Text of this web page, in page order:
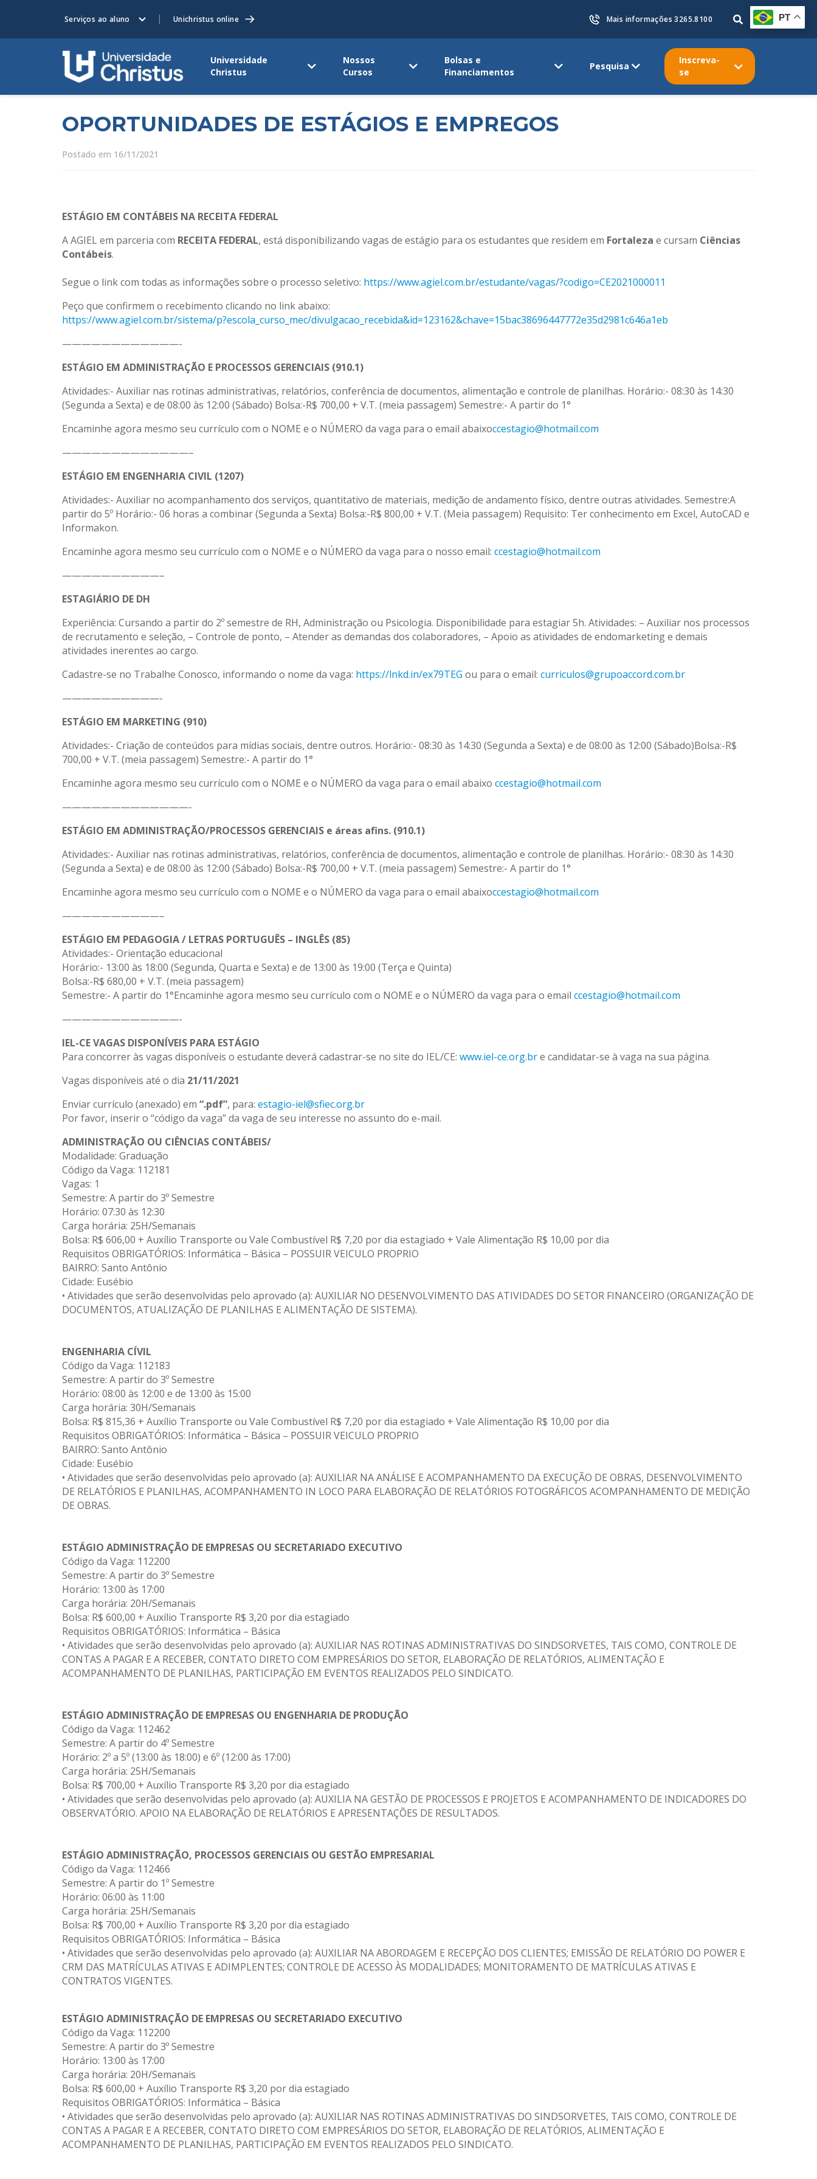
Serviços ao aluno Unichristus online Mais informações 3265.8100
Universidade
Christus
Nossos
Cursos
Bolsas e
Financiamentos
Pesquisa
Inscreva-
se
OPORTUNIDADES DE ESTÁGIOS E EMPREGOS
Postado em 16/11/2021
ESTÁGIO EM CONTÁBEIS NA RECEITA FEDERAL
A AGIEL em parceria com RECEITA FEDERAL, está disponibilizando vagas de estágio para os estudantes que residem em Fortaleza e cursam Ciências
Contábeis.
Segue o link com todas as informações sobre o processo seletivo: https://www.agiel.com.br/estudante/vagas/?codigo=CE2021000011
Peço que confirmem o recebimento clicando no link abaixo:
https://www.agiel.com.br/sistema/p?escola_curso_mec/divulgacao_recebida&id=123162&chave=15bac38696447772e35d2981c646a1eb
————————————-
ESTÁGIO EM ADMINISTRAÇÃO E PROCESSOS GERENCIAIS (910.1)
Atividades:- Auxiliar nas rotinas administrativas, relatórios, conferência de documentos, alimentação e controle de planilhas. Horário:- 08:30 às 14:30
(Segunda a Sexta) e de 08:00 às 12:00 (Sábado) Bolsa:-R$ 700,00 + V.T. (meia passagem) Semestre:- A partir do 1°
Encaminhe agora mesmo seu currículo com o NOME e o NÚMERO da vaga para o email abaixoccestagio@hotmail.com
—————————————–
ESTÁGIO EM ENGENHARIA CIVIL (1207)
Atividades:- Auxiliar no acompanhamento dos serviços, quantitativo de materiais, medição de andamento físico, dentre outras atividades. Semestre:A
partir do 5º Horário:- 06 horas a combinar (Segunda a Sexta) Bolsa:-R$ 800,00 + V.T. (Meia passagem) Requisito: Ter conhecimento em Excel, AutoCAD e
Informakon.
Encaminhe agora mesmo seu currículo com o NOME e o NÚMERO da vaga para o nosso email: ccestagio@hotmail.com
——————————–
ESTAGIÁRIO DE DH
Experiência: Cursando a partir do 2º semestre de RH, Administração ou Psicologia. Disponibilidade para estagiar 5h. Atividades: – Auxiliar nos processos
de recrutamento e seleção, – Controle de ponto, – Atender as demandas dos colaboradores, – Apoio as atividades de endomarketing e demais
atividades inerentes ao cargo.
Cadastre-se no Trabalhe Conosco, informando o nome da vaga: https://lnkd.in/ex79TEG ou para o email: curriculos@grupoaccord.com.br
——————————-
ESTÁGIO EM MARKETING (910)
Atividades:- Criação de conteúdos para mídias sociais, dentre outros. Horário:- 08:30 às 14:30 (Segunda a Sexta) e de 08:00 às 12:00 (Sábado)Bolsa:-R$
700,00 + V.T. (meia passagem) Semestre:- A partir do 1°
Encaminhe agora mesmo seu currículo com o NOME e o NÚMERO da vaga para o email abaixo ccestagio@hotmail.com
—————————————-
ESTÁGIO EM ADMINISTRAÇÃO/PROCESSOS GERENCIAIS e áreas afins. (910.1)
Atividades:- Auxiliar nas rotinas administrativas, relatórios, conferência de documentos, alimentação e controle de planilhas. Horário:- 08:30 às 14:30
(Segunda a Sexta) e de 08:00 às 12:00 (Sábado) Bolsa:-R$ 700,00 + V.T. (meia passagem) Semestre:- A partir do 1°
Encaminhe agora mesmo seu currículo com o NOME e o NÚMERO da vaga para o email abaixoccestagio@hotmail.com
——————————–
ESTÁGIO EM PEDAGOGIA / LETRAS PORTUGUÊS – INGLÊS (85)
Atividades:- Orientação educacional
Horário:- 13:00 às 18:00 (Segunda, Quarta e Sexta) e de 13:00 às 19:00 (Terça e Quinta)
Bolsa:-R$ 680,00 + V.T. (meia passagem)
Semestre:- A partir do 1°Encaminhe agora mesmo seu currículo com o NOME e o NÚMERO da vaga para o email ccestagio@hotmail.com
————————————-
IEL-CE VAGAS DISPONÍVEIS PARA ESTÁGIO
Para concorrer às vagas disponíveis o estudante deverá cadastrar-se no site do IEL/CE: www.iel-ce.org.bre candidatar-se à vaga na sua página.
Vagas disponíveis até o dia 21/11/2021
Enviar currículo (anexado) em “.pdf”, para: estagio-iel@sfiec.org.br
Por favor, inserir o “código da vaga” da vaga de seu interesse no assunto do e-mail.
ADMINISTRAÇÃO OU CIÊNCIAS CONTÁBEIS/
Modalidade: Graduação
Código da Vaga: 112181
Vagas: 1
Semestre: A partir do 3º Semestre
Horário: 07:30 às 12:30
Carga horária: 25H/Semanais
Bolsa: R$ 606,00 + Auxílio Transporte ou Vale Combustível R$ 7,20 por dia estagiado + Vale Alimentação R$ 10,00 por dia
Requisitos OBRIGATÓRIOS: Informática – Básica – POSSUIR VEICULO PROPRIO
BAIRRO: Santo Antônio
Cidade: Eusébio
• Atividades que serão desenvolvidas pelo aprovado (a): AUXILIAR NO DESENVOLVIMENTO DAS ATIVIDADES DO SETOR FINANCEIRO (ORGANIZAÇÃO DE
DOCUMENTOS, ATUALIZAÇÃO DE PLANILHAS E ALIMENTAÇÃO DE SISTEMA).
ENGENHARIA CÍVIL
Código da Vaga: 112183
Semestre: A partir do 3º Semestre
Horário: 08:00 às 12:00 e de 13:00 às 15:00
Carga horária: 30H/Semanais
Bolsa: R$ 815,36 + Auxílio Transporte ou Vale Combustível R$ 7,20 por dia estagiado + Vale Alimentação R$ 10,00 por dia
Requisitos OBRIGATÓRIOS: Informática – Básica – POSSUIR VEICULO PROPRIO
BAIRRO: Santo Antônio
Cidade: Eusébio
• Atividades que serão desenvolvidas pelo aprovado (a): AUXILIAR NA ANÁLISE E ACOMPANHAMENTO DA EXECUÇÃO DE OBRAS, DESENVOLVIMENTO
DE RELATÓRIOS E PLANILHAS, ACOMPANHAMENTO IN LOCO PARA ELABORAÇÃO DE RELATÓRIOS FOTOGRÁFICOS ACOMPANHAMENTO DE MEDIÇÃO
DE OBRAS.
ESTÁGIO ADMINISTRAÇÃO DE EMPRESAS OU SECRETARIADO EXECUTIVO
Código da Vaga: 112200
Semestre: A partir do 3º Semestre
Horário: 13:00 às 17:00
Carga horária: 20H/Semanais
Bolsa: R$ 600,00 + Auxílio Transporte R$ 3,20 por dia estagiado
Requisitos OBRIGATÓRIOS: Informática – Básica
• Atividades que serão desenvolvidas pelo aprovado (a): AUXILIAR NAS ROTINAS ADMINISTRATIVAS DO SINDSORVETES, TAIS COMO, CONTROLE DE
CONTAS A PAGAR E A RECEBER, CONTATO DIRETO COM EMPRESÁRIOS DO SETOR, ELABORAÇÃO DE RELATÓRIOS, ALIMENTAÇÃO E
ACOMPANHAMENTO DE PLANILHAS, PARTICIPAÇÃO EM EVENTOS REALIZADOS PELO SINDICATO.
ESTÁGIO ADMINISTRAÇÃO DE EMPRESAS OU ENGENHARIA DE PRODUÇÃO
Código da Vaga: 112462
Semestre: A partir do 4º Semestre
Horário: 2º a 5º (13:00 às 18:00) e 6º (12:00 às 17:00)
Carga horária: 25H/Semanais
Bolsa: R$ 700,00 + Auxílio Transporte R$ 3,20 por dia estagiado
• Atividades que serão desenvolvidas pelo aprovado (a): AUXILIA NA GESTÃO DE PROCESSOS E PROJETOS E ACOMPANHAMENTO DE INDICADORES DO
OBSERVATÓRIO. APOIO NA ELABORAÇÃO DE RELATÓRIOS E APRESENTAÇÕES DE RESULTADOS.
ESTÁGIO ADMINISTRAÇÃO, PROCESSOS GERENCIAIS OU GESTÃO EMPRESARIAL
Código da Vaga: 112466
Semestre: A partir do 1º Semestre
Horário: 06:00 às 11:00
Carga horária: 25H/Semanais
Bolsa: R$ 700,00 + Auxílio Transporte R$ 3,20 por dia estagiado
Requisitos OBRIGATÓRIOS: Informática – Básica
• Atividades que serão desenvolvidas pelo aprovado (a): AUXILIAR NA ABORDAGEM E RECEPÇÃO DOS CLIENTES; EMISSÃO DE RELATÓRIO DO POWER E
CRM DAS MATRÍCULAS ATIVAS E ADIMPLENTES; CONTROLE DE ACESSO ÀS MODALIDADES; MONITORAMENTO DE MATRÍCULAS ATIVAS E
CONTRATOS VIGENTES.
ESTÁGIO ADMINISTRAÇÃO DE EMPRESAS OU SECRETARIADO EXECUTIVO
Código da Vaga: 112200
Semestre: A partir do 3º Semestre
Horário: 13:00 às 17:00
Carga horária: 20H/Semanais
Bolsa: R$ 600,00 + Auxílio Transporte R$ 3,20 por dia estagiado
Requisitos OBRIGATÓRIOS: Informática – Básica
• Atividades que serão desenvolvidas pelo aprovado (a): AUXILIAR NAS ROTINAS ADMINISTRATIVAS DO SINDSORVETES, TAIS COMO, CONTROLE DE
CONTAS A PAGAR E A RECEBER, CONTATO DIRETO COM EMPRESÁRIOS DO SETOR, ELABORAÇÃO DE RELATÓRIOS, ALIMENTAÇÃO E
ACOMPANHAMENTO DE PLANILHAS, PARTICIPAÇÃO EM EVENTOS REALIZADOS PELO SINDICATO.
PT